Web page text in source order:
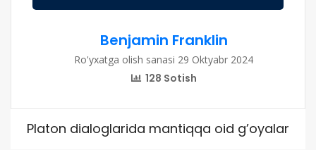
Benjamin Franklin
Ro'yxatga olish sanasi 29 Oktyabr 2024
128 Sotish
Platon dialoglarida mantiqqa oid g’oyalar